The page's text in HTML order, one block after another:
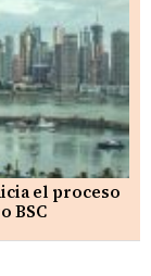
el proceso
BSC